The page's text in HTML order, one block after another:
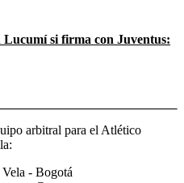
si firma con Juventus:
arbitral para el Atlético
- Bogotá